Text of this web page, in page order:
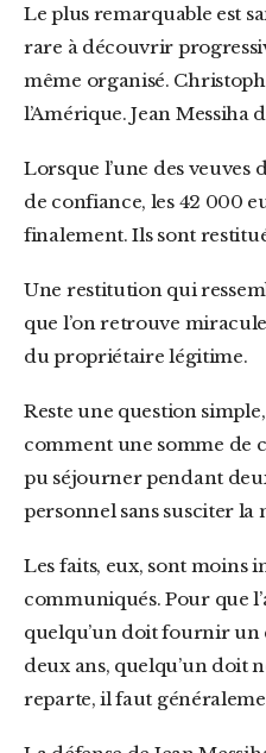
Le plus remarquable est sans doute cette capacité
rare à découvrir
même organisé.
l’Amérique. Jean Messiha
Lorsque l’une des veuves dépose plainte pour abus
de confiance, les 42 000
finalement. Ils sont
Une restitution qui ressemble un peu à ces parapluies
que l’on retrouve
du propriétaire légitime.
Reste une question simple, presque triviale :
comment une somme de
pu séjourner pendant
personnel sans susciter
Les faits, eux, sont moins imaginatifs que les
communiqués. Pour que
quelqu’un doit fournir un
deux ans, quelqu’un doit
reparte, il faut